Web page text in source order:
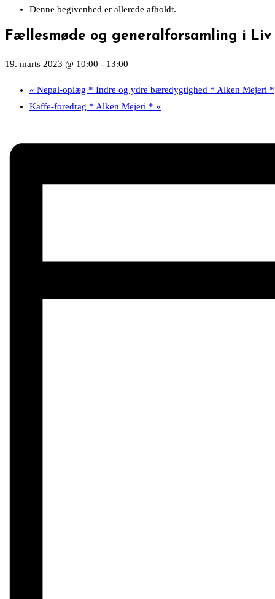
Denne begivenhed er allerede afholdt.
Fællesmøde og generalforsamling i
19. marts 2023 @ 10:00 - 13:00
« Nepal-oplæg * Indre og ydre bæredygtighed * Alken Mejeri *
Kaffe-foredrag * Alken Mejeri * »